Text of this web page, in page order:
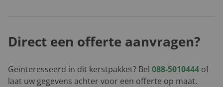
Direct een offerte aanvragen?
Geïnteresseerd in dit kerstpakket? Bel 088-5010444 of
laat uw gegevens achter voor een offerte op maat.